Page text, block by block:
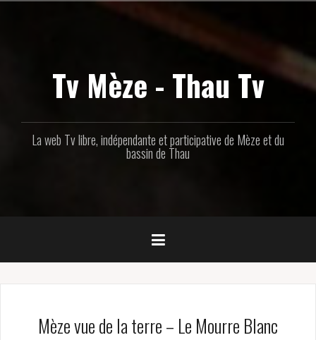
Tv Mèze - Thau Tv
La web Tv libre, indépendante et participative de Mèze et du
bassin de Thau
Mèze vue de la terre – Le Mourre Blanc